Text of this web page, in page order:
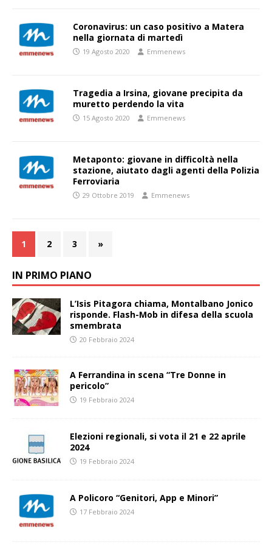
Coronavirus: un caso positivo a Matera
nella giornata di martedì
19 Agosto 2020 Emmenews
Tragedia a Irsina, giovane precipita da
muretto perdendo la vita
15 Agosto 2020 Emmenews
Metaponto: giovane in difficoltà nella
stazione, aiutato dagli agenti della Polizia
Ferroviaria
29 Ottobre 2019 Emmenews
1 2 3 »
IN PRIMO PIANO
L’Isis Pitagora chiama, Montalbano Jonico
risponde. Flash-Mob in difesa della scuola
smembrata
20 Febbraio 2024
A Ferrandina in scena “Tre Donne in
pericolo”
19 Febbraio 2024
Elezioni regionali, si vota il 21 e 22 aprile
2024
19 Febbraio 2024
A Policoro “Genitori, App e Minori”
17 Febbraio 2024